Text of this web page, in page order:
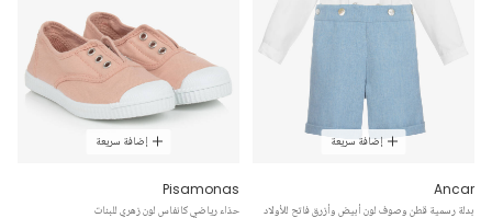
إضافة سريعة
Ancar
بدلة رسمية قطن وصوف لون أبيض وأزرق فاتح للأولاد
إضافة سريعة
Pisamonas
حذاء رياضي كانفاس لون زهري للبنات